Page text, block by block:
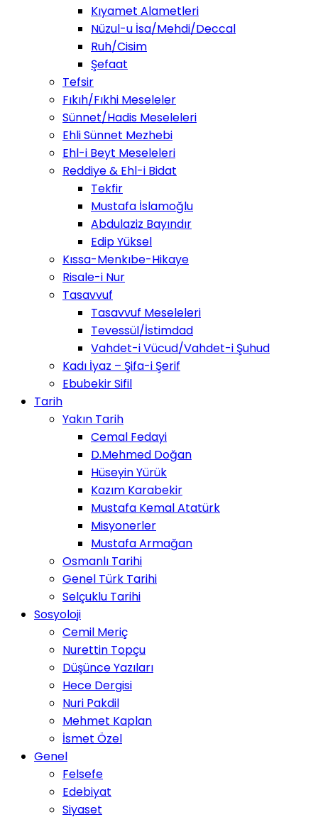
Kıyamet Alametleri
Nüzul-u İsa/Mehdi/Deccal
Ruh/Cisim
Şefaat
Tefsir
Fıkıh/Fıkhi Meseleler
Sünnet/Hadis Meseleleri
Ehli Sünnet Mezhebi
Ehl-i Beyt Meseleleri
Reddiye & Ehl-i Bidat
Tekfir
Mustafa İslamoğlu
Abdulaziz Bayındır
Edip Yüksel
Kıssa-Menkıbe-Hikaye
Risale-i Nur
Tasavvuf
Tasavvuf Meseleleri
Tevessül/İstimdad
Vahdet-i Vücud/Vahdet-i Şuhud
Kadı İyaz – Şifa-i Şerif
Ebubekir Sifil
Tarih
Yakın Tarih
Cemal Fedayi
D.Mehmed Doğan
Hüseyin Yürük
Kazım Karabekir
Mustafa Kemal Atatürk
Misyonerler
Mustafa Armağan
Osmanlı Tarihi
Genel Türk Tarihi
Selçuklu Tarihi
Sosyoloji
Cemil Meriç
Nurettin Topçu
Düşünce Yazıları
Hece Dergisi
Nuri Pakdil
Mehmet Kaplan
İsmet Özel
Genel
Felsefe
Edebiyat
Siyaset